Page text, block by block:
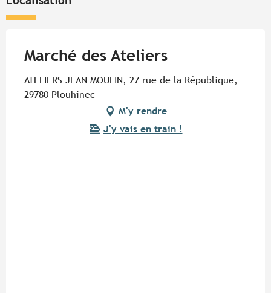
Marché des Ateliers
ATELIERS JEAN MOULIN, 27 rue de la République,
29780 Plouhinec
M'y rendre
J'y vais en train !